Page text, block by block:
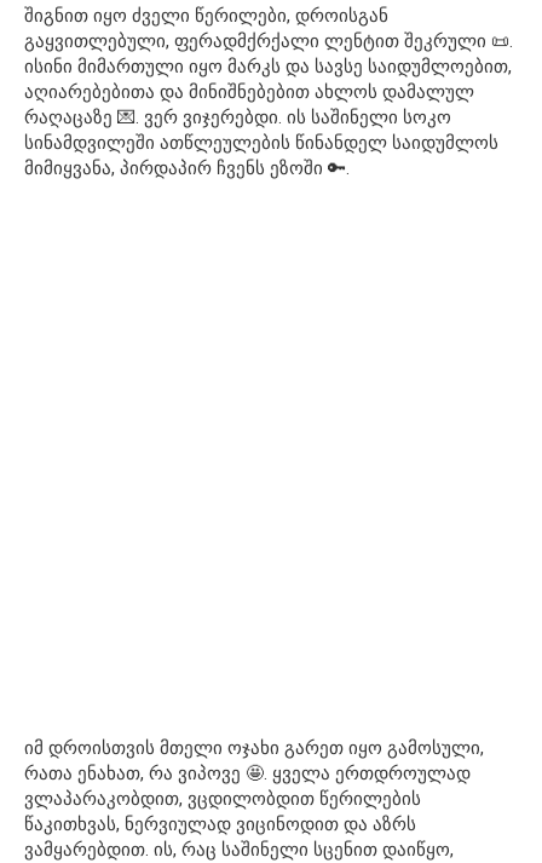
შიგნით იყო ძველი წერილები, დროისგან
გაყვითლებული, ფერადმქრქალი ლენტით შეკრული 📜.
ისინი მიმართული იყო მარკს და სავსე საიდუმლოებით,
აღიარებებითა და მინიშნებებით ახლოს დამალულ
რაღაცაზე 💌. ვერ ვიჯერებდი. ის საშინელი სოკო
სინამდვილეში ათწლეულების წინანდელ საიდუმლოს
მიმიყვანა, პირდაპირ ჩვენს ეზოში 🔑.
იმ დროისთვის მთელი ოჯახი გარეთ იყო გამოსული,
რათა ენახათ, რა ვიპოვე 🤩. ყველა ერთდროულად
ვლაპარაკობდით, ვცდილობდით წერილების
წაკითხვას, ნერვიულად ვიცინოდით და აზრს
ვამყარებდით. ის, რაც საშინელი სცენით დაიწყო,